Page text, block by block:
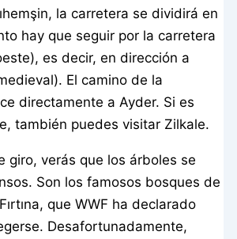
la carretera se dividirá en
hay que seguir por la carretera
es decir, en dirección a
El camino de la
directamente a Ayder. Si es
también puedes visitar Zilkale.
giro, verás que los árboles se
Son los famosos bosques de
que WWF ha declarado
Desafortunadamente,